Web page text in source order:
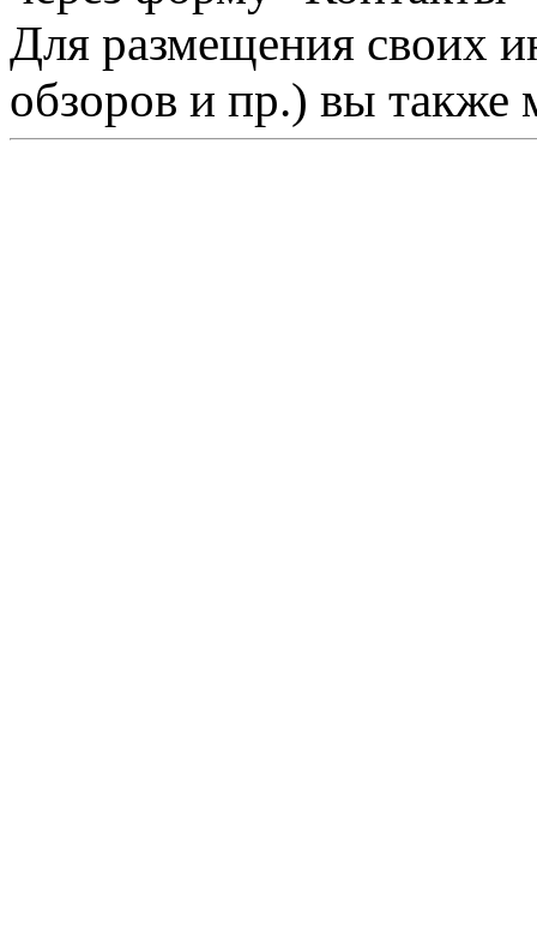
Для размещения своих
обзоров и пр.) вы также